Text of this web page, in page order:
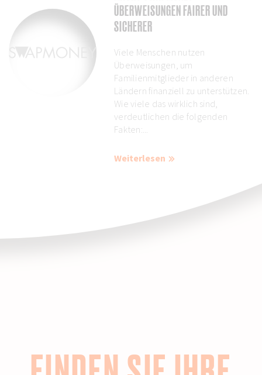
ÜBERWEISUNGEN FAIRER UND
SICHERER
Viele Menschen nutzen
Überweisungen, um
Familienmitglieder in anderen
Ländern finanziell zu unterstützen.
Wie viele das wirklich sind,
verdeutlichen die folgenden
Fakten:...
Weiterlesen